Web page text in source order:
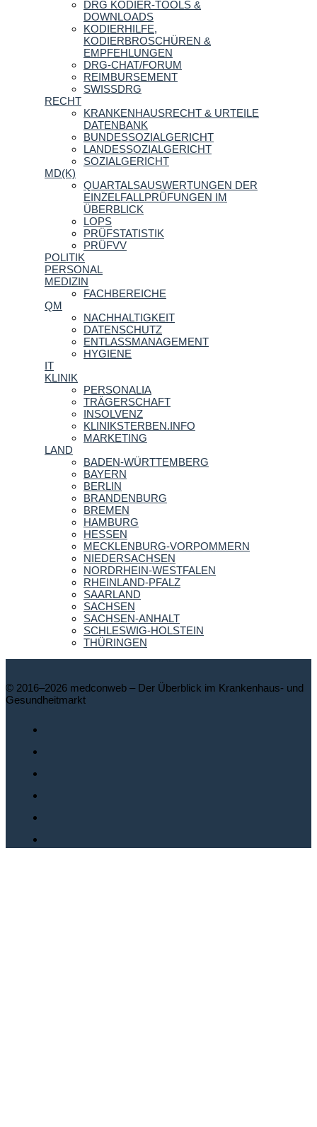
DRG KODIER-TOOLS &
DOWNLOADS
KODIERHILFE,
KODIERBROSCHÜREN &
EMPFEHLUNGEN
DRG-CHAT/FORUM
REIMBURSEMENT
SWISSDRG
RECHT
KRANKENHAUSRECHT & URTEILE
DATENBANK
BUNDESSOZIALGERICHT
LANDESSOZIALGERICHT
SOZIALGERICHT
MD(K)
QUARTALSAUSWERTUNGEN DER
EINZELFALLPRÜFUNGEN IM
ÜBERBLICK
LOPS
PRÜFSTATISTIK
PRÜFVV
POLITIK
PERSONAL
MEDIZIN
FACHBEREICHE
QM
NACHHALTIGKEIT
DATENSCHUTZ
ENTLASSMANAGEMENT
HYGIENE
IT
KLINIK
PERSONALIA
TRÄGERSCHAFT
INSOLVENZ
KLINIKSTERBEN.INFO
MARKETING
LAND
BADEN-WÜRTTEMBERG
BAYERN
BERLIN
BRANDENBURG
BREMEN
HAMBURG
HESSEN
MECKLENBURG-VORPOMMERN
NIEDERSACHSEN
NORDRHEIN-WESTFALEN
RHEINLAND-PFALZ
SAARLAND
SACHSEN
SACHSEN-ANHALT
SCHLESWIG-HOLSTEIN
THÜRINGEN
© 2016–2026 medconweb – Der Überblick im Krankenhaus- und
Gesundheitmarkt